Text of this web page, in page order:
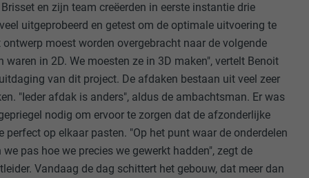
en zijn team creëerden in eerste instantie drie
uitgeprobeerd en getest om de optimale uitvoering te
ontwerp moest worden overgebracht naar de volgende
waren in 2D. We moesten ze in 3D maken", vertelt Benoit
van dit project. De afdaken bestaan uit veel zeer
"Ieder afdak is anders", aldus de ambachtsman. Er was
nodig om ervoor te zorgen dat de afzonderlijke
perfect op elkaar pasten. "Op het punt waar de onderdelen
pas hoe we precies we gewerkt hadden", zegt de
Vandaag de dag schittert het gebouw, dat meer dan
PHP-
gegevens
aanbieders)